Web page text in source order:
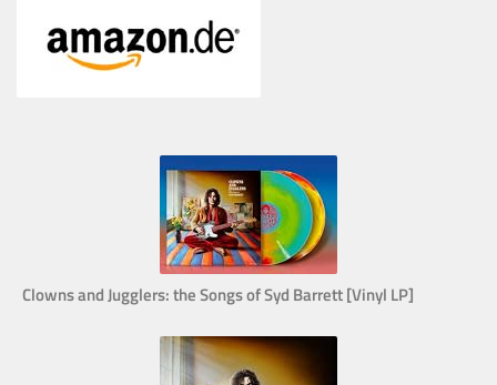
Clowns and Jugglers: the Songs of Syd Barrett [Vinyl LP]